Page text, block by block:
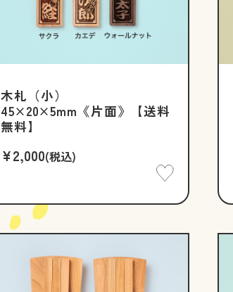
木札（小）
45×20×5mm《片面》【送料
無料】
¥2,000(税込)